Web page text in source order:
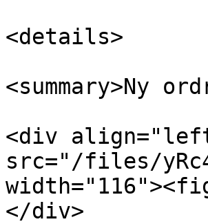
<details>
<summary>Ny
<div
src="/files/
</div>